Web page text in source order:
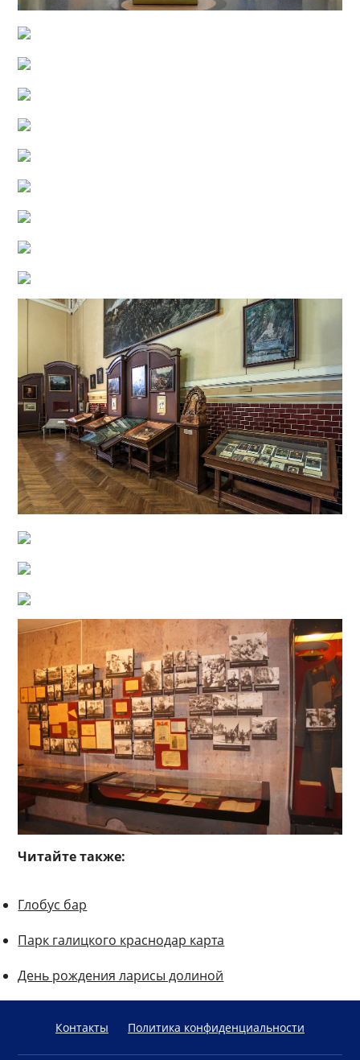
Читайте также:
Глобус бар
Парк галицкого краснодар карта
День рождения ларисы долиной
Контакты Политика конфиденциальности